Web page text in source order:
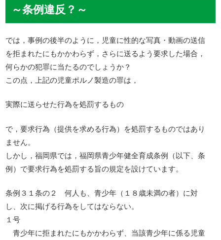
～条例違反？～
では，事例の後半のように，児童に性的な写真・動画の送信
を拒まれたにもかかわらず，さらに送るよう要求した場合，
何らかの犯罪に当たるのでしょうか？
この点，上記の児童ポルノ製造の罪は，
実際に送らせた行為を処罰するもの
で，要求行為（提供を求める行為）を処罰するものではあり
ません。
しかし，福岡県では，福岡県青少年健全育成条例（以下、条
例）で要求行為を処罰する旨の規定を設けています。
条例３１条の２ 何人も、青少年（１８歳未満の者）に対
し、次に掲げる行為をしてはならない。
１号
青少年に拒まれたにもかかわらず、当該青少年に係る児童